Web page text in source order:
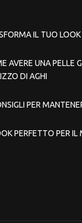
IL TUO
AVERE UNA PELLE
DI AGHI
PER
PERFETTO PER